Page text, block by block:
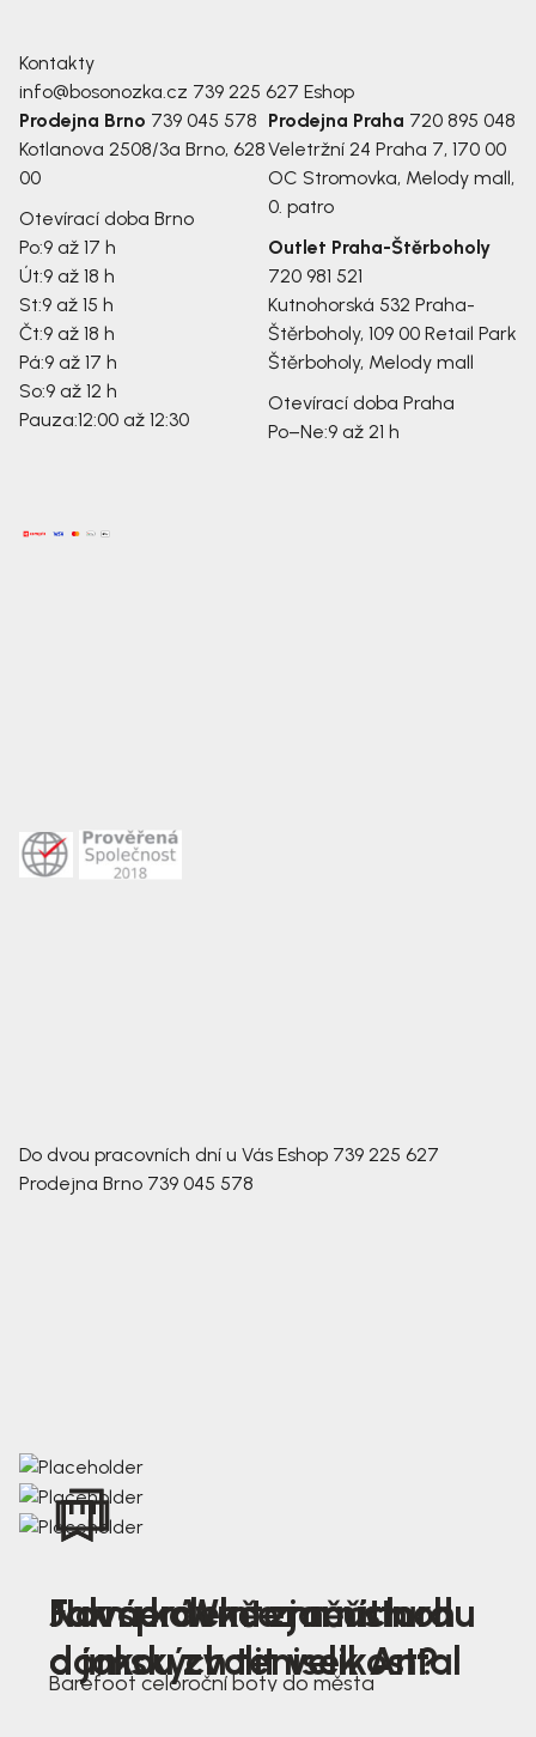
Kontakty
info@bosonozka.cz 739 225 627 Eshop
Prodejna Brno 739 045 578
Kotlanova 2508/3a Brno, 628
00
Otevírací doba Brno
Po:9 až 17 h
Út:9 až 18 h
St:9 až 15 h
Čt:9 až 18 h
Pá:9 až 17 h
So:9 až 12 h
Pauza:12:00 až 12:30
Prodejna Praha 720 895 048
Veletržní 24 Praha 7, 170 00
OC Stromovka, Melody mall,
0. patro
Outlet Praha-Štěrboholy
720 981 521
Kutnohorská 532 Praha-
Štěrboholy, 109 00 Retail Park
Štěrboholy, Melody mall
Otevírací doba Praha
Po–Ne:9 až 21 h
Do dvou pracovních dní u Vás Eshop 739 225 627
Prodejna Brno 739 045 578
Nová kolekce jarních
dámských tenisek Antal
Jak správně změřit nohu
a jakou zvolit velikost?
Farmer Winter mustard
Barefoot celoroční boty do města